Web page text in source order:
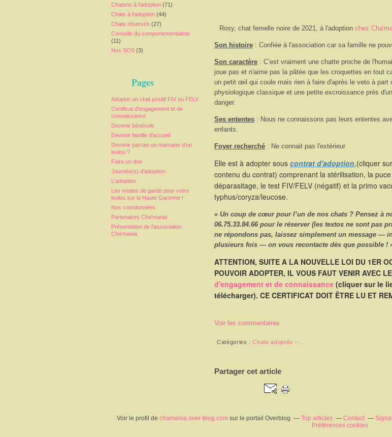
Chatons à l'adoption (71)
Chats à l'adoption (44)
Chats réservés (27)
Conseils du comportementaliste
(11)
Nos SOS (3)
Pages
Adopter un chat positif FIV ou FELV
Certificat d'engagement et de
connaissance
Devenir bénévole
Devenir famille d'accueil
Devenir parrain ou marraine d'un
loulou ?
Faire un don
Journée(s) d'adoption
L'adoption
Les modes de garde pour votre
loulou sur la Haute Garonne !
Nos coordonnées
Partenaires Cha'mania
Présentation de l'association
Cha'mania
Rosy, chat femelle noire de 2021, à l'adoption chez
Son histoire : Confiée à l'association car sa famille ne
Son caractère : C’est vraiment une chatte proche de
joue pas et n'aime pas la pâtée que les croquettes en tout
un petit œil qui coule mais rien à faire d'après le veto à part
physiologique classique et une petite excroissance près
danger.
Ses ententes : Nous ne connaissons pas leurs ententes
enfants.
Foyer recherché : Ne connait pas l'extérieur
Elle est à adopter sous contrat d'adoption,(cliquer
contenu du contrat) comprenant la stérilisation, la
déparasitage, le test FIV/FELV (négatif) et la primo
typhus/coryza/leucose.
« Un coup de cœur pour l’un de nos chats ? Pensez à
06.75.33.84.66 pour le réserver (les textos ne sont pas
ne répondons pas, laissez simplement un message —
plusieurs fois — on vous recontacte dès que possible !
ATTENTION, SUITE A LA NOUVELLE LOI DU 1ER
POUVOIR ADOPTER, IL VOUS FAUT VENIR AVEC LE
d'engagement et de connaissance (cliquer sur le
télécharger). CE CERTIFICAT DOIT ÊTRE LU ET
Voir les commentaires
Catégories :Chats adoptés -
Partager cet article
Voir le profil de chamania.over-blog.com sur le portail Overblog Top articles Contact
Préférences cookies